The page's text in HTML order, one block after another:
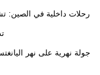
رحلات داخلية في الصين: